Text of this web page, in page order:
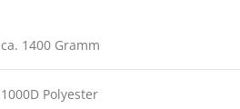
ca. 1400 Gramm
1000D Polyester